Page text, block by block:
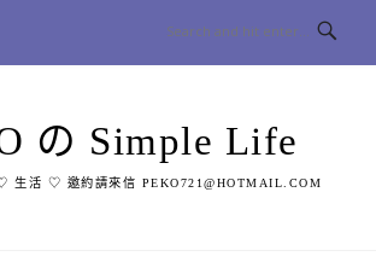
の Simple Life
活 ♡ 邀約請來信 PEKO721@HOTMAIL.COM